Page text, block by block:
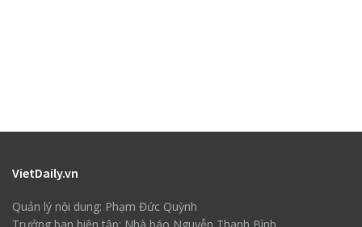
VietDaily.vn
Quản lý nội dung: Phạm Đức Quỳnh